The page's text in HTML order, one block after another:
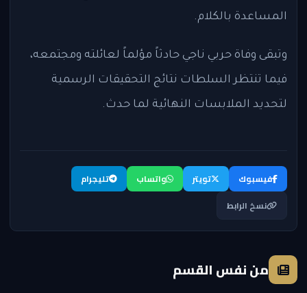
المساعدة بالكلام.
وتبقى وفاة حربي ناجي حادثاً مؤلماً لعائلته ومجتمعه،
فيما تنتظر السلطات نتائج التحقيقات الرسمية
لتحديد الملابسات النهائية لما حدث.
فيسبوك تويتر واتساب
تليجرام
نسخ الرابط
من نفس القسم